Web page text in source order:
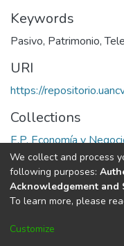
Keywords
Pasivo, Patrimonio,
URI
https://
Collections
E.P. Economía y
Full item page
DSpace software
Cookie
We collect and process
following purposes:
Acknowledgement and
To learn more, please
Customize